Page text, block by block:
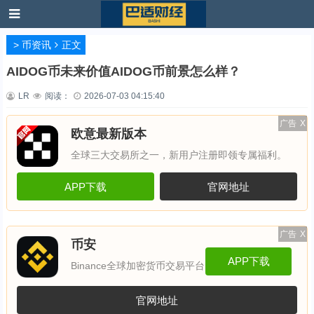
> 币资讯 正文
AIDOG币未来价值AIDOG币前景怎么样？
LR 阅读： 2026-07-03 04:15:40
广告 X
欧意最新版本
全球三大交易所之一，新用户注册即领专属福利。
APP下载 官网地址
广告 X
币安
Binance全球加密货币交易平台 APP下载
官网地址